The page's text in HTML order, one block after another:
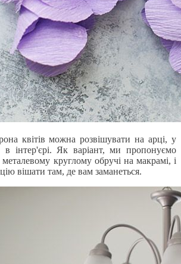
квітів можна розвішувати на арці, у
в інтер'єрі. Як варіант, ми пропонуємо
круглому обручі на макрамі, і
вішати там, де вам заманеться.